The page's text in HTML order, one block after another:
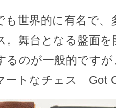
も世界的に有名で、
。舞台となる盤面
るのが一般的です
ートなチェス「Got